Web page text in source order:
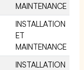
MAINTENANCE
INSTALLATION
ET
MAINTENANCE
INSTALLATION